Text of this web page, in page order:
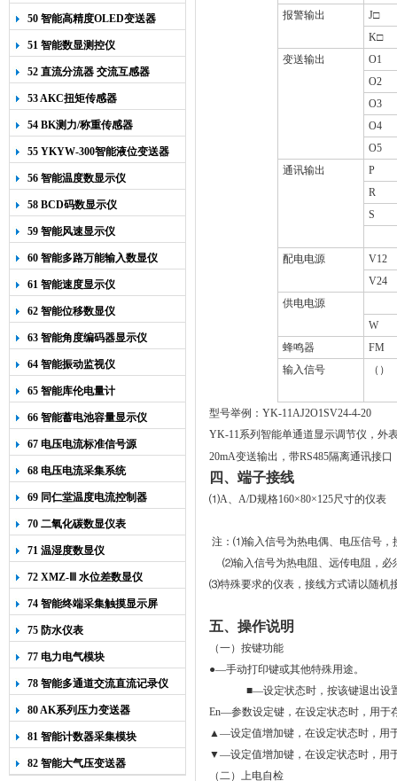
50 智能高精度OLED变送器
YK-218
51 智能数显测控仪
52 直流分流器 交流互感器
53 AKC扭矩传感器
54 BK测力/称重传感器
55 YKYW-300智能液位变送器
56 智能温度数显示仪
58 BCD码数显示仪
59 智能风速显示仪
60 智能多路万能输入数显仪
61 智能速度显示仪
62 智能位移数显仪
63 智能角度编码器显示仪
64 智能振动监视仪
65 智能库伦电量计
66 智能蓄电池容量显示仪
67 电压电流标准信号源
68 电压电流采集系统
69 同仁堂温度电流控制器
70 二氧化碳数显仪表
71 温湿度数显仪
72 XMZ-Ⅲ 水位差数显仪
74 智能终端采集触摸显示屏
75 防水仪表
77 电力电气模块
78 智能多通道交流直流记录仪
80 AK系列压力变送器
81 智能计数器采集模块
82 智能大气压变送器
报警输出
J□
K□
变送输出
O1
O2
O3
O4
O5
通讯输出
P
R
S
配电电源
V12
V24
供电电源
W
蜂鸣器
FM
输入信号
（）
型号举例：YK-11AJ2O1SV24-4-20
YK-11系列智能单通道显示调节仪，外
20mA变送输出，带RS485隔离通讯接口
四、端子接线
⑴A、 A/D规格160×80×125尺寸的仪表
注： ⑴输入信号为热电偶、电压信号，
⑵输入信号为热电阻、远传电阻，必
⑶特殊要求的仪表，接线方式请以随机
五、操作说明
（一） 按键功能
●—手动打印键或其他特殊用途。
■—设定状态时 ，按该键退出设
En—参数设定键， 在设定状态时，用于
▲—设定值增加键， 在设定状态时 ，用
▼—设定值增加键，在设定状态时，用
（二） 上电自检